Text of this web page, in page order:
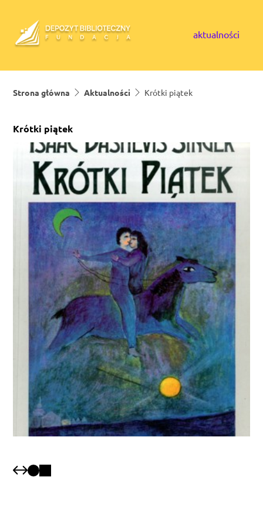
aktualności
Strona główna Aktualności Krótki piątek
Krótki piątek